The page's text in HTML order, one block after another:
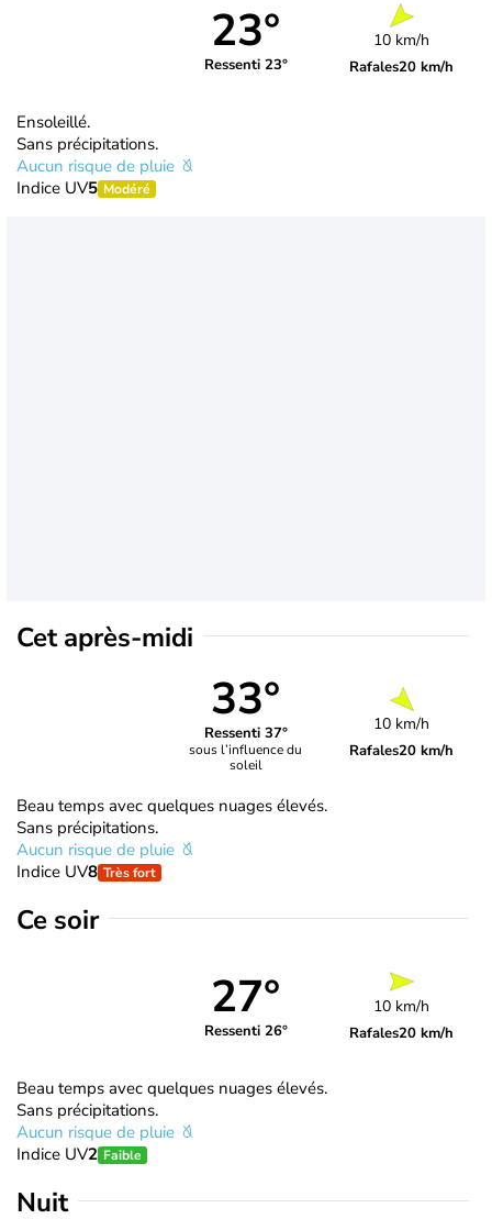
23°
Ressenti 23°
10 km/h
Rafales20 km/h
Ensoleillé.
Sans précipitations.
Aucun risque de pluie
Indice UV5 Modéré
Cet après-midi
33°
Ressenti 37°
sous l’influence du
soleil
10 km/h
Rafales20 km/h
Beau temps avec quelques nuages élevés.
Sans précipitations.
Aucun risque de pluie
Indice UV8 Très fort
Ce soir
27°
Ressenti 26°
10 km/h
Rafales20 km/h
Beau temps avec quelques nuages élevés.
Sans précipitations.
Aucun risque de pluie
Indice UV2 Faible
Nuit